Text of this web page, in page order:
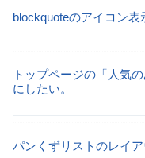
blockquoteのアイコン
トップページの「人気
にしたい。
パンくずリストのレイ